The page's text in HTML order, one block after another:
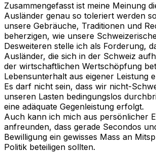
Zusammengefasst ist meine Meinung
Ausländer genau so toleriert werden
unsere Gebräuche, Traditionen und
beherzigen, wie unsere
Desweiteren stelle ich als Forderung,
Ausländer, die sich in der Schweiz
der wirtschaftlichen Wertschöpfung
Lebensunterhalt aus eigener Leistung
Es darf nicht sein, dass wir nicht-
unseren Lasten bedingungslos
eine adäquate Gegenleistung erfolgt.
Auch kann ich mich aus persönlicher
anfreunden, dass gerade Secondos
Bewilligung ein gewisses Mass an
Politik beteiligen sollten.